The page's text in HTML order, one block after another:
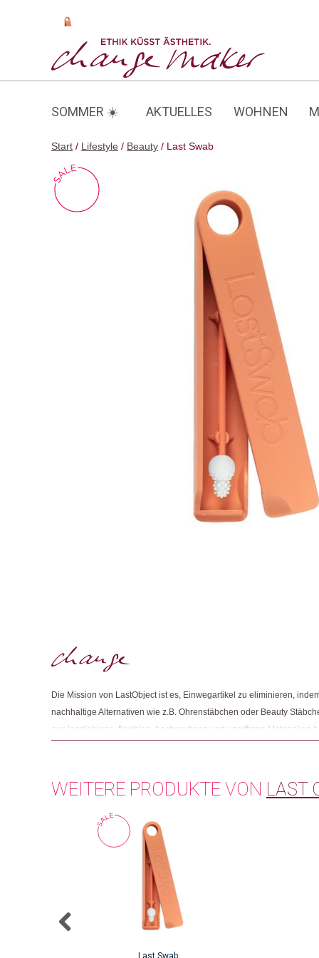
SOMMER ☀️ AKTUELLES WOHNEN
Start / Lifestyle / Beauty / Last Swab
Die Mission von LastObject ist es, Einwegartikel zu eliminieren,
nachhaltige Alternativen wie z.B. Ohrenstäbchen oder Beauty
aus langlebigen, flexiblen, hochwertigen und ungiftigen Materialien
Kopenhagen.
WEITERE PRODUKTE VON LAST
Last Swab